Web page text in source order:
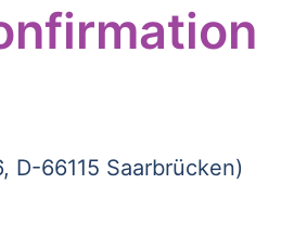
D-66115 Saarbrücken)